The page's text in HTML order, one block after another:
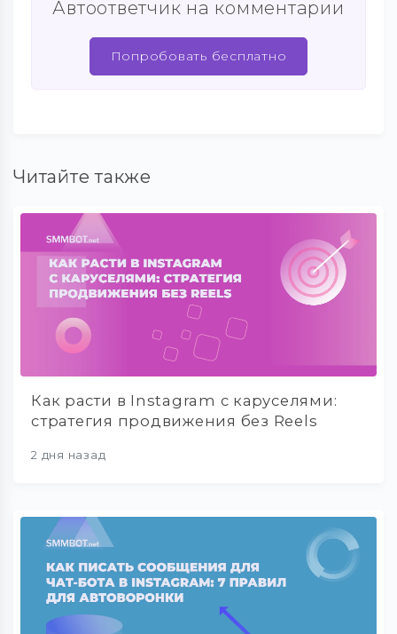
Автоответчик на комментарии
Попробовать бесплатно
Читайте также
Как расти в Instagram с каруселями:
стратегия продвижения без Reels
2 дня назад